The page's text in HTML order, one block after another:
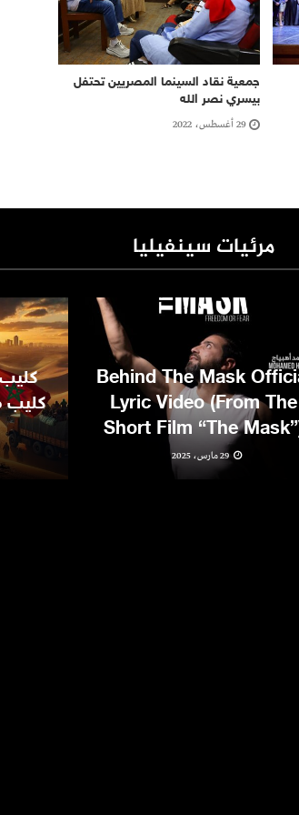
جمعية نقاد السينما المصريين تحتفل
بيسري نصر الله
29 أغسطس، 2022
مرئيات سينفيليا
Behind The Mask
Lyric Video (From The
Short Film “The
29 مارس، 2025
كليب